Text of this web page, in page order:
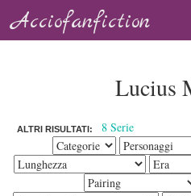
Acciofanfiction
Lucius
ALTRI RISULTATI: 8 Serie